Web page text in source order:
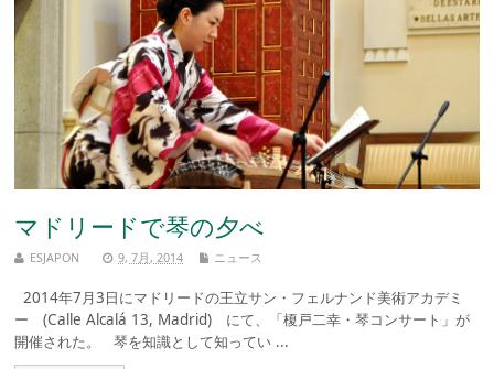
マドリードで琴の夕べ
ESJAPON 9, 7月, 2014 ニュース
2014年7月3日にマドリードの王立サン・フェルナンド美術アカデミ
ー (Calle Alcalá 13, Madrid) にて、「榎戸二幸・琴コンサート」が
開催された。 琴を知識として知ってい ...